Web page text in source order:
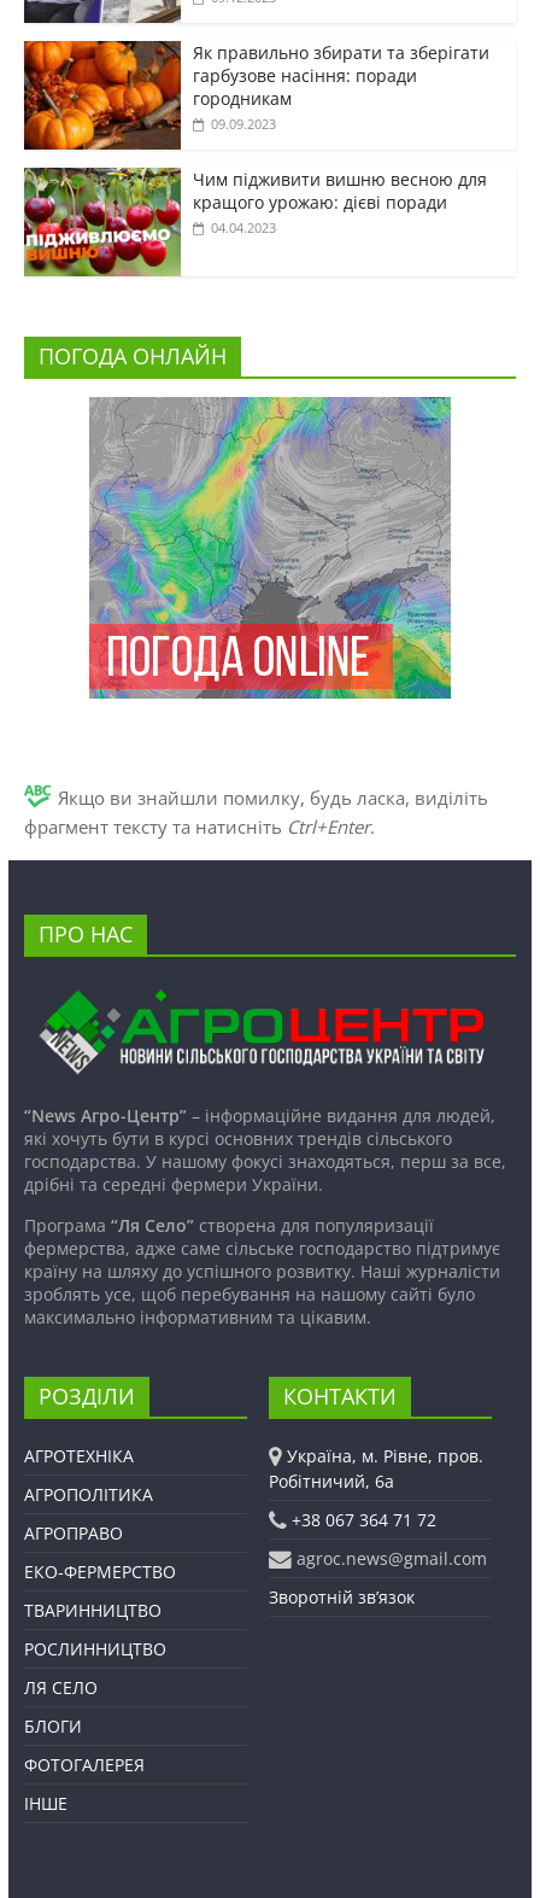
Як правильно збирати та зберігати
гарбузове насіння: поради
городникам
09.09.2023
Чим підживити вишню весною для
кращого урожаю: дієві поради
04.04.2023
ПОГОДА ОНЛАЙН
Якщо ви знайшли помилку, будь ласка, виділіть
фрагмент тексту та натисніть Ctrl+Enter.
ПРО НАС
“News Агро-Центр”– інформаційне видання для людей,
які хочуть бути в курсі основних трендів сільського
господарства. У нашому фокусі знаходяться, перш за все,
дрібні та середні фермери України.
Програма “Ля Село”створена для популяризації
фермерства, адже саме сільське господарство підтримує
країну на шляху до успішного розвитку. Наші журналісти
зроблять усе, щоб перебування на нашому сайті було
максимально інформативним та цікавим.
РОЗДІЛИ
АГРОТЕХНІКА
АГРОПОЛІТИКА
АГРОПРАВО
ЕКО-ФЕРМЕРСТВО
ТВАРИННИЦТВО
РОСЛИННИЦТВО
ЛЯ СЕЛО
БЛОГИ
ФОТОГАЛЕРЕЯ
ІНШЕ
КОНТАКТИ
Україна, м. Рівне, пров.
Робітничий, 6а
+38 067 364 71 72
agroc.news@gmail.com
Зворотній зв’язок